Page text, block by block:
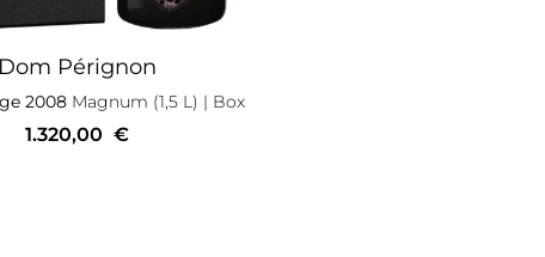
Pérignon
2008Magnum (1,5 L) | Box
1.320,00 €